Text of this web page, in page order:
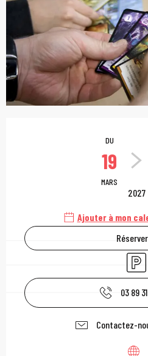
Ouverture
DU
19
MARS
2027
Ajouter à mon
Réserver
Parking
03 89
Contactez-